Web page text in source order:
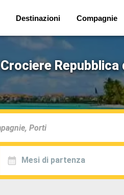
Destinazioni Compagnie
Crociere
Mesi di partenza